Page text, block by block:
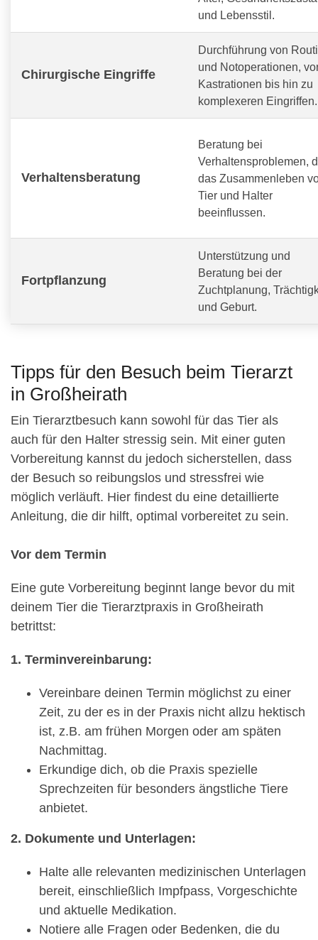
und Lebensstil.
Chirurgische Eingriffe
Durchführung von
und Notoperationen,
Kastrationen bis hin zu
komplexeren Eingriffen.
Verhaltensberatung
Beratung bei
Verhaltensproblemen,
das Zusammenleben
Tier und Halter
beeinflussen.
Fortpflanzung
Unterstützung und
Beratung bei der
Zuchtplanung,
und Geburt.
Tipps für den Besuch beim Tierarzt
in Großheirath
Ein Tierarztbesuch kann sowohl für das Tier als
auch für den Halter stressig sein. Mit einer guten
Vorbereitung kannst du jedoch sicherstellen, dass
der Besuch so reibungslos und stressfrei wie
möglich verläuft. Hier findest du eine detaillierte
Anleitung, die dir hilft, optimal vorbereitet zu sein.
Vor dem Termin
Eine gute Vorbereitung beginnt lange bevor du mit
deinem Tier die Tierarztpraxis in Großheirath
betrittst:
1. Terminvereinbarung:
Vereinbare deinen Termin möglichst zu einer
Zeit, zu der es in der Praxis nicht allzu hektisch
ist, z.B. am frühen Morgen oder am späten
Nachmittag.
Erkundige dich, ob die Praxis spezielle
Sprechzeiten für besonders ängstliche Tiere
anbietet.
2. Dokumente und Unterlagen:
Halte alle relevanten medizinischen Unterlagen
bereit, einschließlich Impfpass, Vorgeschichte
und aktuelle Medikation.
Notiere alle Fragen oder Bedenken, die du